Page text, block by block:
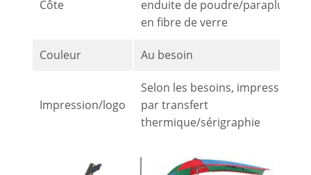
Côte
enduite de poudre/parapluie
en fibre de verre
Couleur Au besoin
Impression/logo
Selon les besoins, impression
par transfert
thermique/sérigraphie